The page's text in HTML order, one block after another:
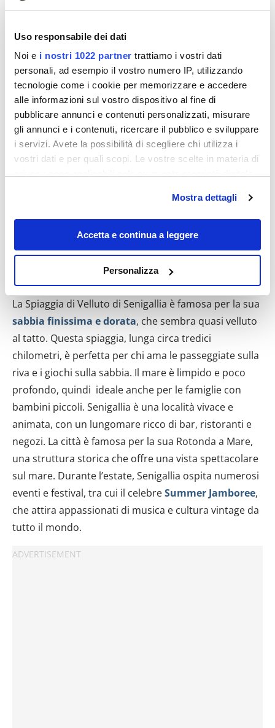
Uso responsabile dei dati
Noi e i nostri 1022 partner trattiamo i vostri dati
personali, ad esempio il vostro numero IP, utilizzando
tecnologie come i cookie per memorizzare e accedere
alle informazioni sul vostro dispositivo al fine di
pubblicare annunci e contenuti personalizzati, misurare
gli annunci e i contenuti, ricercare il pubblico e sviluppare
i servizi. Avete la possibilità di scegliere chi utilizza i
vostri dati e per quali scopi. Le vostre scelte in materia di
modificare o revocare il proprio consenso in qualsiasi
momento dalla Dichiarazione sui cookie o facendo clic
sull'icona di attivazione della privacy.
raccogliere informazioni sulla tua posizione
geografica, con un'approssimazione di qualche
metro,
Identificare il tuo dispositivo, scansionandolo
attivamente alla ricerca di caratteristiche specifiche
(impronte digitali).
Approfondisci come vengono elaborati i tuoi dati personali
e imposta le tue preferenze nella
sezione dettagli
modificare o ritirare il tuo consenso in qualsiasi momento
dalla Dichiarazione sui cookie.
Utilizziamo i cookie per personalizzare contenuti ed
annunci, per fornire funzionalità dei social media e per
analizzare il nostro traffico. Condividiamo inoltre
informazioni sul modo in cui utilizzi il nostro sito con i
pubblicità e social media, i quali potrebbero combinarle
con altre informazioni che hai fornito loro o che hanno
Mostra dettagli
Accetta e continua a leggere
Personalizza
I ristoranti sulla spiaggia servono specialità locali,
rendendo ogni visita un’esperienza culinaria
indimenticabile.
Spiaggia di Velluto, Senigallia
La Spiaggia di Velluto di Senigallia è famosa per la sua
sabbia finissima e dorata, che sembra quasi velluto
al tatto. Questa spiaggia, lunga circa tredici
chilometri, è perfetta per chi ama le passeggiate sulla
riva e i giochi sulla sabbia. Il mare è limpido e poco
profondo, quindi ideale anche per le famiglie con
bambini piccoli. Senigallia è una località vivace e
animata, con un lungomare ricco di bar, ristoranti e
negozi. La città è famosa per la sua Rotonda a Mare,
una struttura storica che offre una vista spettacolare
sul mare. Durante l’estate, Senigallia ospita numerosi
eventi e festival, tra cui il celebreSummer Jamboree,
che attira appassionati di musica e cultura vintage da
tutto il mondo.